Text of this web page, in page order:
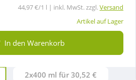
44,97 €/1 l | inkl. MwSt. zzgl.Versand
Artikel auf Lager
In den Warenkorb
2x400 ml für 30,52 €